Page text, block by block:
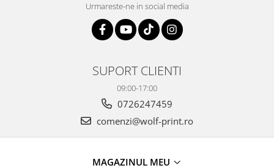
Urmareste-ne in social media
SUPORT CLIENTI
09:00-17:00
0726247459
comenzi@wolf-print.ro
MAGAZINUL MEU